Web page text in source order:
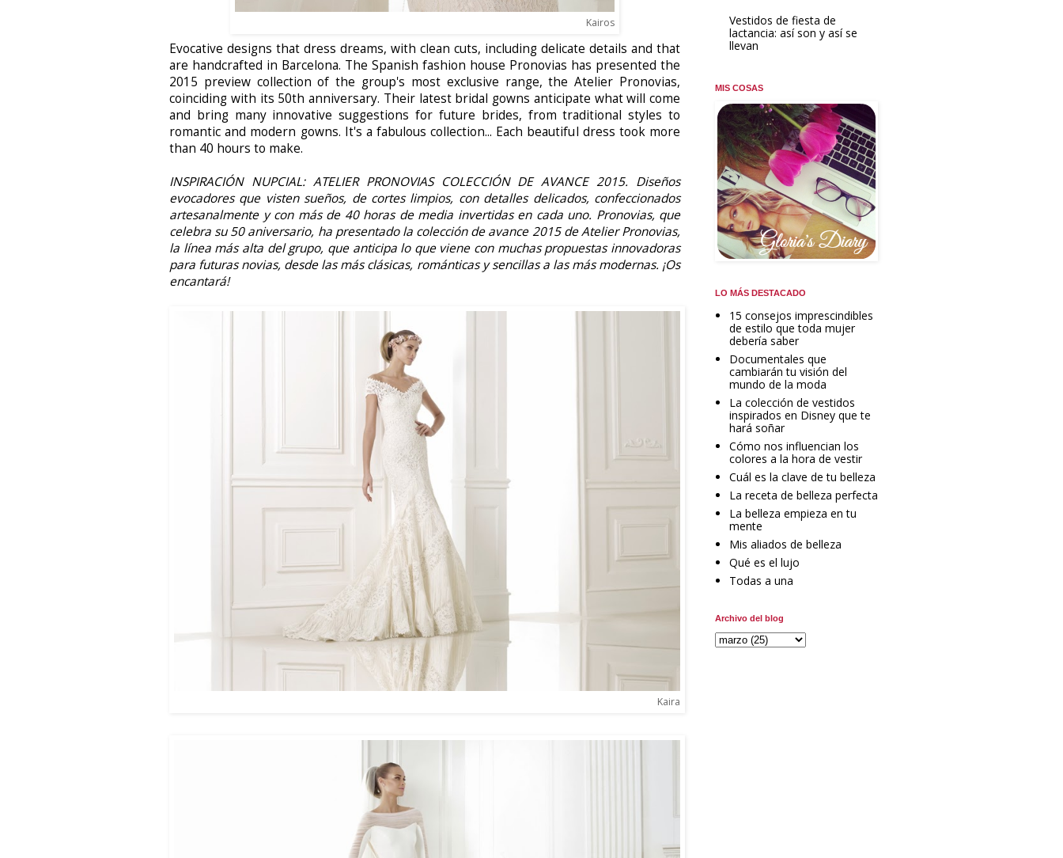
Kairos
Evocative designs that dress dreams, with clean cuts, including delicate details and that
are handcrafted in Barcelona. The Spanish fashion house Pronovias has presented the
2015 preview collection of the group's most exclusive range, the Atelier Pronovias,
coinciding with its 50th anniversary. Their latest bridal gowns anticipate what will come
and bring many innovative suggestions for future brides, from traditional styles to
romantic and modern gowns. It's a fabulous collection... Each beautiful dress took more
than 40 hours to make.
INSPIRACIÓN NUPCIAL: ATELIER PRONOVIAS COLECCIÓN DE AVANCE 2015. Diseños
evocadores que visten sueños, de cortes limpios, con detalles delicados, confeccionados
artesanalmente y con más de 40 horas de media invertidas en cada uno. Pronovias, que
celebra su 50 aniversario, ha presentado la colección de avance 2015 de Atelier Pronovias,
la línea más alta del grupo, que anticipa lo que viene con muchas propuestas innovadoras
para futuras novias, desde las más clásicas, románticas y sencillas a las más modernas. ¡Os
encantará!
Kaira
Vestidos de fiesta de
lactancia: así son y así se
llevan
MIS COSAS
LO MÁS DESTACADO
15 consejos imprescindibles
de estilo que toda mujer
debería saber
Documentales que
cambiarán tu visión del
mundo de la moda
La colección de vestidos
inspirados en Disney que te
hará soñar
Cómo nos influencian los
colores a la hora de vestir
Cuál es la clave de tu belleza
La receta de belleza perfecta
La belleza empieza en tu
mente
Mis aliados de belleza
Qué es el lujo
Todas a una
Archivo del blog